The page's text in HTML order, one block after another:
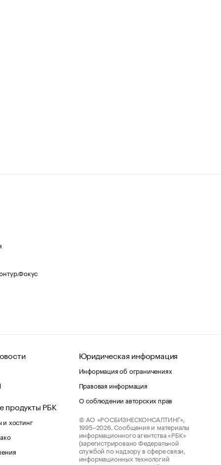
продукты РБК
хостинг
Юридическая информация
Информация об ограничениях
Правовая информация
О соблюдении авторских прав
© АО «РОСБИЗНЕСКОНСАЛТИНГ»,
1995–2026. Сообщения и материалы
информационного агентства «РБК»
(зарегистрировано Федеральной
службой по надзору в сфере связи,
информационных технологий